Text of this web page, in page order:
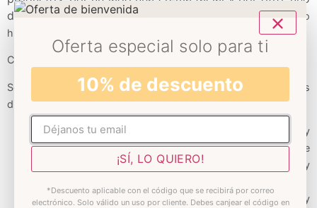
de nuestros productos estrella:
Un sérum de ácido
hialurónico.
CREMAS FACIALES
Según el tipo de piel que tengas, tenemos 3 cremas
diferenciadas para cada pack.
Crema Facial Reafirmante: Apta para pieles normales y
secas. Reafirma los tejidos, reduce arrugas y previene
nuevas, hidrata en profundidad aportando firmeza y
Crema Facial Biointensiva: Apta para pieles sensibles y
Oferta especial solo para ti
10% de descuento
No rellenar
¡SÍ, LO QUIERO!
*Descuento aplicable con el código que se recibirá por correo
electrónico. Solo válido un uso por cliente. Debes canjear el código en